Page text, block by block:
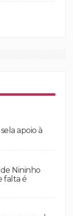
apoio à
Nininho
falta é